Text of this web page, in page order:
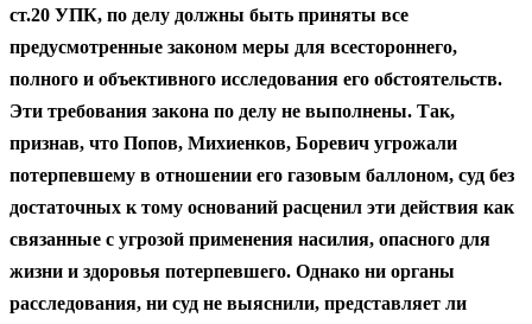
ст.20 УПК, по делу должны быть приняты все
предусмотренные законом меры для всестороннего,
полного и объективного исследования его обстоятельств.
Эти требования закона по делу не выполнены. Так,
признав, что Попов, Михиенков, Боревич угрожали
потерпевшему в отношении его газовым баллоном, суд без
достаточных к тому оснований расценил эти действия как
связанные с угрозой применения насилия, опасного для
жизни и здоровья потерпевшего. Однако ни органы
расследования, ни суд не выяснили, представляет ли